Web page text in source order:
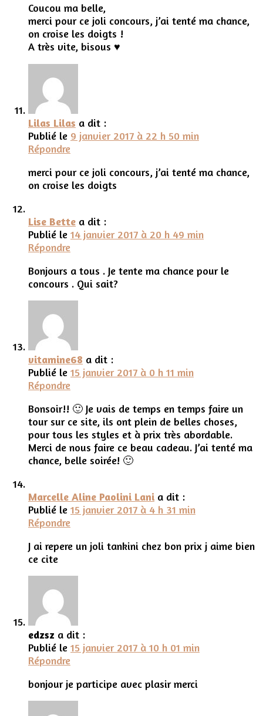
Coucou ma belle,
merci pour ce joli concours, j’ai tenté ma chance,
on croise les doigts !
A très vite, bisous ♥
Lilas Lilas a dit :
Publié le 9 janvier 2017 à 22 h 50 min
Répondre
merci pour ce joli concours, j’ai tenté ma chance,
on croise les doigts
Lise Bette a dit :
Publié le 14 janvier 2017 à 20 h 49 min
Répondre
Bonjours a tous . Je tente ma chance pour le
concours . Qui sait?
vitamine68 a dit :
Publié le 15 janvier 2017 à 0 h 11 min
Répondre
Bonsoir!! 🙂 Je vais de temps en temps faire un
tour sur ce site, ils ont plein de belles choses,
pour tous les styles et à prix très abordable.
Merci de nous faire ce beau cadeau. J’ai tenté ma
chance, belle soirée! 🙂
Marcelle Aline Paolini Lani a dit :
Publié le 15 janvier 2017 à 4 h 31 min
Répondre
J ai repere un joli tankini chez bon prix j aime bien
ce cite
edzsz a dit :
Publié le 15 janvier 2017 à 10 h 01 min
Répondre
bonjour je participe avec plasir merci